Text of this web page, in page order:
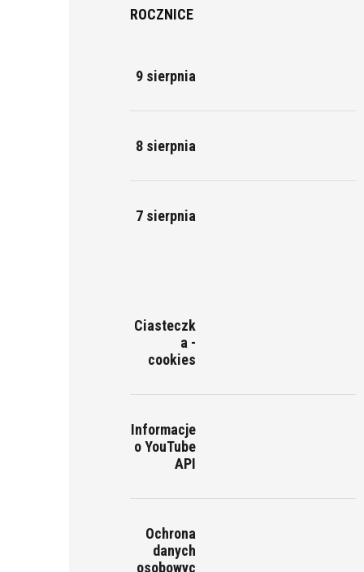
ROCZNICE
9 sierpnia
8 sierpnia
7 sierpnia
Ciasteczk
a -
cookies
Informacje
o YouTube
API
Ochrona
danych
osobowyc